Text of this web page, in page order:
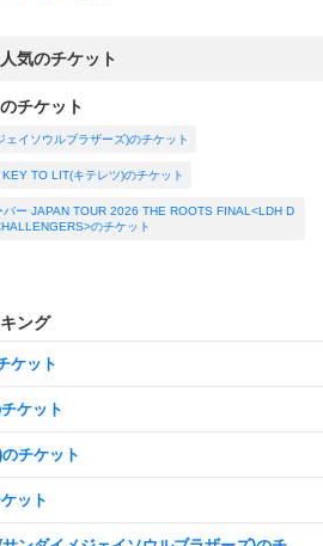
気のチケット
チケット
イソウルブラザーズ)のチケット
KEY TO LIT(キテレツ)のチケット
ー JAPAN TOUR 2026 THE ROOTS FINAL<LDH D
のチケット
ング
ケット
ケット
チケット
ット